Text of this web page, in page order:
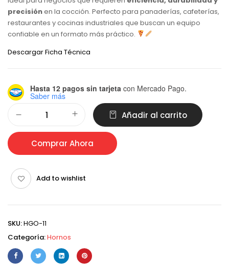
precisiónen la cocción. Perfecto para panaderías, cafeterías,
restaurantes y cocinas industriales que buscan un equipo
confiable en un formato más práctico.
Descargar Ficha Técnica
Hasta 12 pagos sin tarjeta con Mercado Pago.
Saber más
Añadir al carrito
Comprar Ahora
Add to wishlist
SKU:HGO-11
Categoría:Hornos